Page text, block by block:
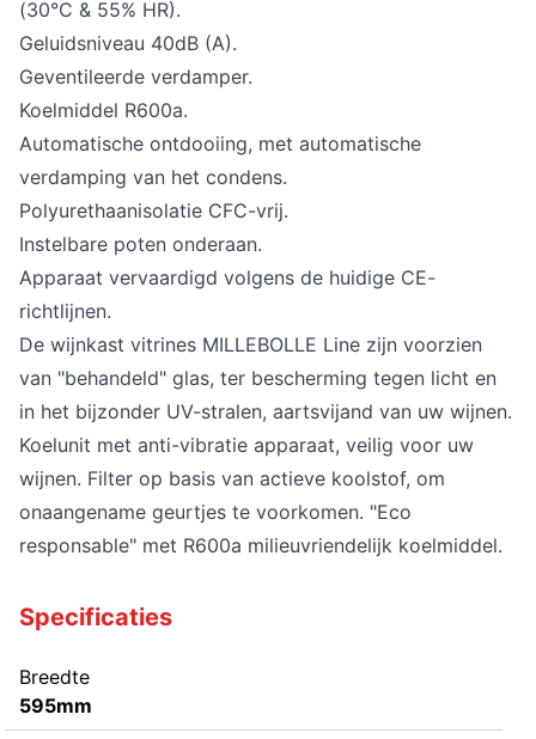
(30°C & 55% HR).
Geluidsniveau 40dB (A).
Geventileerde verdamper.
Koelmiddel R600a.
Automatische ontdooiing, met automatische
verdamping van het condens.
Polyurethaanisolatie CFC-vrij.
Instelbare poten onderaan.
Apparaat vervaardigd volgens de huidige CE-
richtlijnen.
De wijnkast vitrines MILLEBOLLE Line zijn voorzien
van "behandeld" glas, ter bescherming tegen licht en
in het bijzonder UV-stralen, aartsvijand van uw wijnen.
Koelunit met anti-vibratie apparaat, veilig voor uw
wijnen. Filter op basis van actieve koolstof, om
onaangename geurtjes te voorkomen. "Eco
responsable" met R600a milieuvriendelijk koelmiddel.
Specificaties
Breedte
595mm